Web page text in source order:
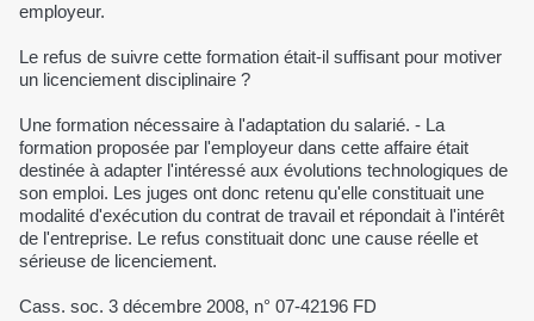
employeur.
Le refus de suivre cette formation était-il suffisant pour motiver
un licenciement disciplinaire ?
Une formation nécessaire à l'adaptation du salarié. - La
formation proposée par l'employeur dans cette affaire était
destinée à adapter l'intéressé aux évolutions technologiques de
son emploi. Les juges ont donc retenu qu'elle constituait une
modalité d'exécution du contrat de travail et répondait à l'intérêt
de l'entreprise. Le refus constituait donc une cause réelle et
sérieuse de licenciement.
Cass. soc. 3 décembre 2008, n° 07-42196 FD